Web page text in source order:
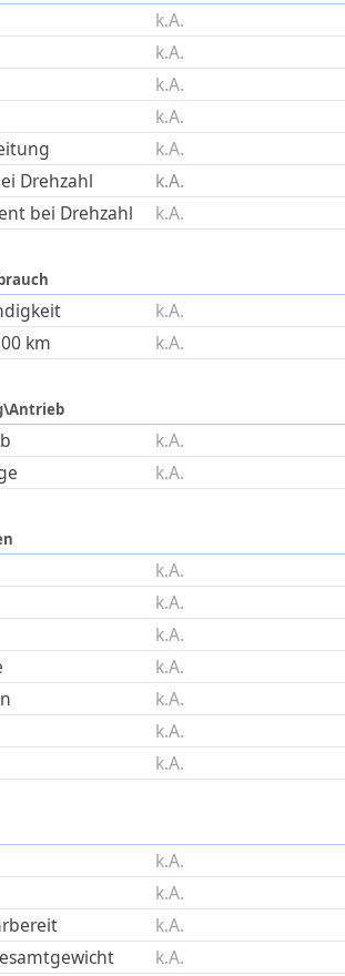
k.A.
k.A.
k.A.
k.A.
k.A.
Drehzahl
k.A.
bei Drehzahl
k.A.
k.A.
km
k.A.
k.A.
k.A.
k.A.
k.A.
k.A.
k.A.
k.A.
k.A.
k.A.
k.A.
k.A.
k.A.
k.A.